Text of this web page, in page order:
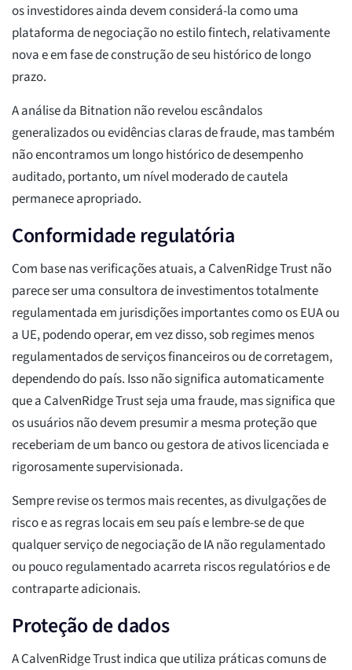
os investidores ainda devem considerá-la como uma
plataforma de negociação no estilo fintech, relativamente
nova e em fase de construção de seu histórico de longo
prazo.
A análise da Bitnation não revelou escândalos
generalizados ou evidências claras de fraude, mas também
não encontramos um longo histórico de desempenho
auditado, portanto, um nível moderado de cautela
permanece apropriado.
Conformidade regulatória
Com base nas verificações atuais, a CalvenRidge Trust não
parece ser uma consultora de investimentos totalmente
regulamentada em jurisdições importantes como os EUA ou
a UE, podendo operar, em vez disso, sob regimes menos
regulamentados de serviços financeiros ou de corretagem,
dependendo do país. Isso não significa automaticamente
que a CalvenRidge Trust seja uma fraude, mas significa que
os usuários não devem presumir a mesma proteção que
receberiam de um banco ou gestora de ativos licenciada e
rigorosamente supervisionada.
Sempre revise os termos mais recentes, as divulgações de
risco e as regras locais em seu país e lembre-se de que
qualquer serviço de negociação de IA não regulamentado
ou pouco regulamentado acarreta riscos regulatórios e de
contraparte adicionais.
Proteção de dados
A CalvenRidge Trust indica que utiliza práticas comuns de